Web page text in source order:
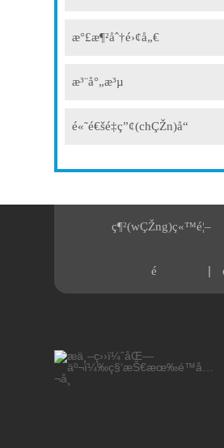
æ°£æ¶²åˆ†é›¢å„€
æ³¨å°„æ³µ
é«˜é€šé‡ç”¢(chÇŽn)å“
ç¶²(wÇŽng)ç«™é¦–
é  |